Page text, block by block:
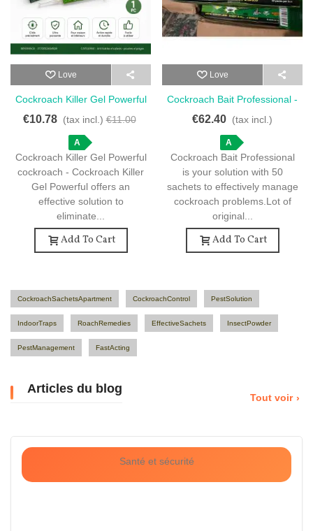
Love
Cockroach Killer Gel Powerful
Cockroach - Cockroach Killer
Gel Powerful - Eliminate
Roaches Quickly
€10.78 (tax incl.) €11.00
A
Cockroach Killer Gel Powerful
cockroach - Cockroach Killer
Gel Powerful offers an
effective solution to
eliminate...
Add To Cart
Love
Cockroach Bait Professional -
Best Solution With 50
Sachets
€62.40 (tax incl.)
A
Cockroach Bait Professional
is your solution with 50
sachets to effectively manage
cockroach problems.Lot of
original...
Add To Cart
CockroachSachetsApartment CockroachControl PestSolution
IndoorTraps RoachRemedies EffectiveSachets InsectPowder
PestManagement FastActing
Articles du blog
Tout voir
Santé et sécurité